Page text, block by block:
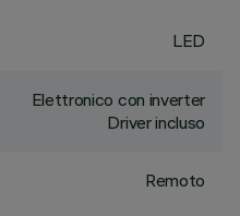
LED
Elettronico con inverter
Driver incluso
Remoto